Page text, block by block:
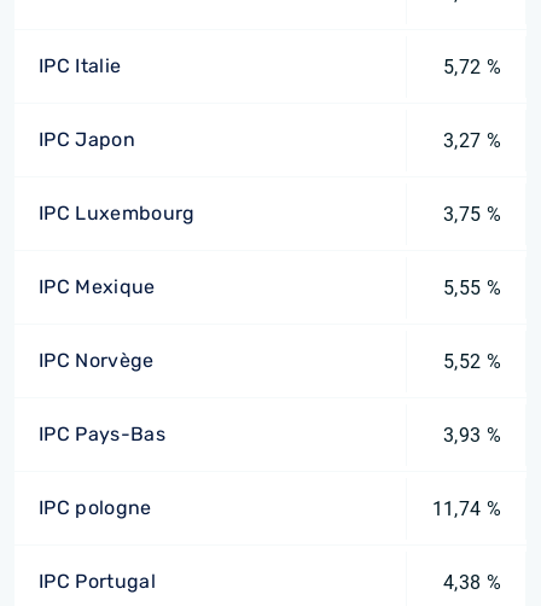
IPC Italie 5,72 %
IPC Japon 3,27 %
IPC Luxembourg 3,75 %
IPC Mexique 5,55 %
IPC Norvège 5,52 %
IPC Pays-Bas 3,93 %
IPC pologne 11,74 %
IPC Portugal 4,38 %